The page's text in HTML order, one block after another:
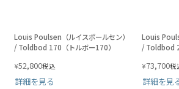
Louis Poulsen（ルイスポールセン）
/ Toldbod 170（トルボー170）
¥52,800税込
詳細を見る
Louis
/ Toldbod
¥73,700税
詳細を見